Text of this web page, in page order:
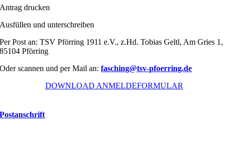
Antrag drucken
Ausfüllen und unterschreiben
Per Post an: TSV Pförring 1911 e.V., z.Hd. Tobias Geltl, Am Gries 1,
85104 Pförring
Oder scannen und per Mail an:fasching@tsv-pfoerring.de
DOWNLOAD ANMELDEFORMULAR
Postanschrift